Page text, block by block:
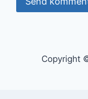
Copyright